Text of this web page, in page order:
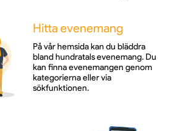
Hitta evenemang
På vår hemsida kan du bläddra
bland hundratals evenemang. Du
kan finna evenemangen genom
kategorierna eller via
sökfunktionen.